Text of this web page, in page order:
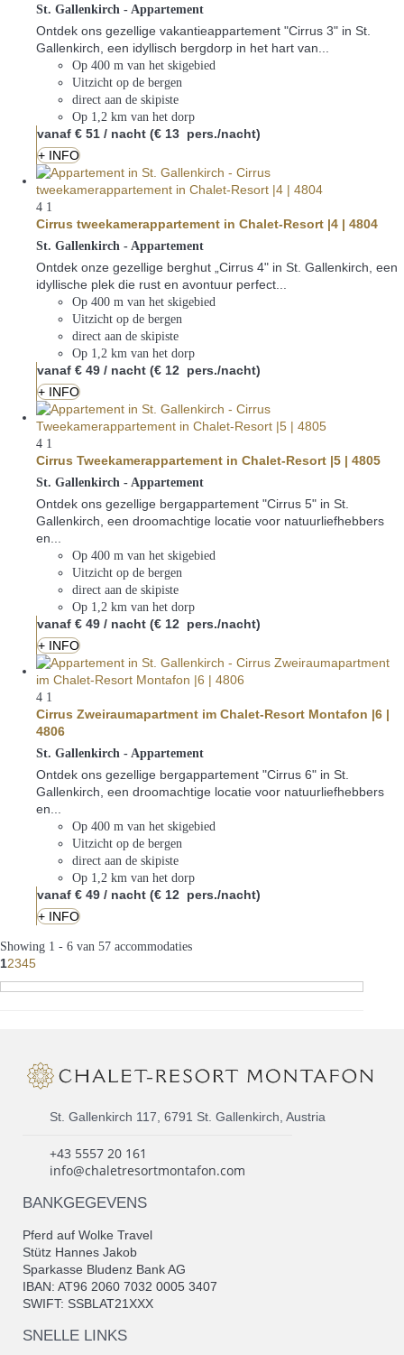
St. Gallenkirch - Appartement
Ontdek ons gezellige vakantieappartement "Cirrus 3" in St.
Gallenkirch, een idyllisch bergdorp in het hart van...
Op 400 m van het skigebied
Uitzicht op de bergen
direct aan de skipiste
Op 1,2 km van het dorp
vanaf € 51 / nacht (€ 13 pers./nacht)
+ INFO
4 1
Cirrus tweekamerappartement in Chalet-Resort |4 | 4804
St. Gallenkirch - Appartement
Ontdek onze gezellige berghut „Cirrus 4" in St. Gallenkirch, een
idyllische plek die rust en avontuur perfect...
Op 400 m van het skigebied
Uitzicht op de bergen
direct aan de skipiste
Op 1,2 km van het dorp
vanaf € 49 / nacht (€ 12 pers./nacht)
+ INFO
4 1
Cirrus Tweekamerappartement in Chalet-Resort |5 | 4805
St. Gallenkirch - Appartement
Ontdek ons gezellige bergappartement "Cirrus 5" in St.
Gallenkirch, een droomachtige locatie voor natuurliefhebbers
en...
Op 400 m van het skigebied
Uitzicht op de bergen
direct aan de skipiste
Op 1,2 km van het dorp
vanaf € 49 / nacht (€ 12 pers./nacht)
+ INFO
4 1
Cirrus Zweiraumapartment im Chalet-Resort Montafon |6 |
4806
St. Gallenkirch - Appartement
Ontdek ons gezellige bergappartement "Cirrus 6" in St.
Gallenkirch, een droomachtige locatie voor natuurliefhebbers
en...
Op 400 m van het skigebied
Uitzicht op de bergen
direct aan de skipiste
Op 1,2 km van het dorp
vanaf € 49 / nacht (€ 12 pers./nacht)
+ INFO
Showing 1 - 6 van 57 accommodaties
12345
St. Gallenkirch 117, 6791 St. Gallenkirch, Austria
+43 5557 20 161
info@chaletresortmontafon.com
BANKGEGEVENS
Pferd auf Wolke Travel
Stütz Hannes Jakob
Sparkasse Bludenz Bank AG
IBAN: AT96 2060 7032 0005 3407
SWIFT: SSBLAT21XXX
SNELLE LINKS